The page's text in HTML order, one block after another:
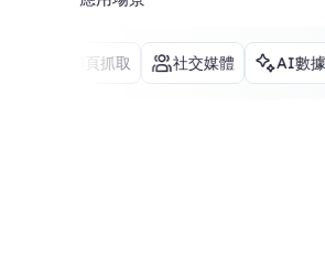
社交媒體 AI數據